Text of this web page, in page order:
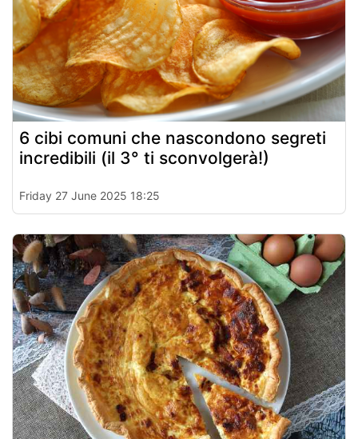
6 cibi comuni che nascondono segreti
incredibili (il 3° ti sconvolgerà!)
Friday 27 June 2025 18:25